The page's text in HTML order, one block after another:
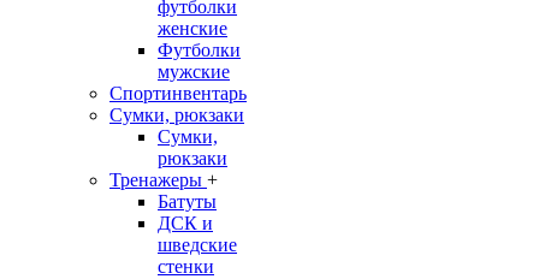
футболки
женские
Футболки
мужские
Спортинвентарь
Сумки, рюкзаки
Сумки,
рюкзаки
Тренажеры +
Батуты
ДСК и
шведские
стенки